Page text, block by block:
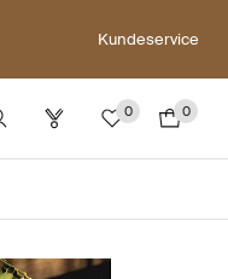
Kundeservice
0 0